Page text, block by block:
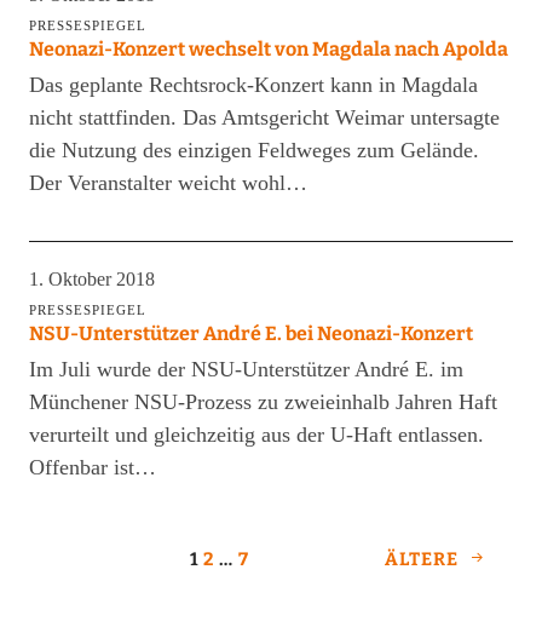
PRESSESPIEGEL
Neonazi-Konzert wechselt von Magdala nach Apolda
Das geplante Rechtsrock-Konzert kann in Magdala
nicht stattfinden. Das Amtsgericht Weimar untersagte
die Nutzung des einzigen Feldweges zum Gelände.
Der Veranstalter weicht wohl…
1. Oktober 2018
PRESSESPIEGEL
NSU-Unterstützer André E. bei Neonazi-Konzert
Im Juli wurde der NSU-Unterstützer André E. im
Münchener NSU-Prozess zu zweieinhalb Jahren Haft
verurteilt und gleichzeitig aus der U-Haft entlassen.
Offenbar ist…
1 2 … 7 ÄLTERE